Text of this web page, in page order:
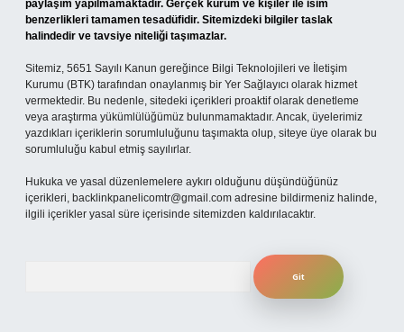
paylaşım yapılmamaktadır. Gerçek kurum ve kişiler ile isim
benzerlikleri tamamen tesadüfidir. Sitemizdeki bilgiler taslak
halindedir ve tavsiye niteliği taşımazlar.
Sitemiz, 5651 Sayılı Kanun gereğince Bilgi Teknolojileri ve İletişim
Kurumu (BTK) tarafından onaylanmış bir Yer Sağlayıcı olarak hizmet
vermektedir. Bu nedenle, sitedeki içerikleri proaktif olarak denetleme
veya araştırma yükümlülüğümüz bulunmamaktadır. Ancak, üyelerimiz
yazdıkları içeriklerin sorumluluğunu taşımakta olup, siteye üye olarak bu
sorumluluğu kabul etmiş sayılırlar.
Hukuka ve yasal düzenlemelere aykırı olduğunu düşündüğünüz
içerikleri, backlinkpanelicomtr@gmail.com adresine bildirmeniz halinde,
ilgili içerikler yasal süre içerisinde sitemizden kaldırılacaktır.